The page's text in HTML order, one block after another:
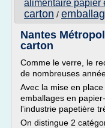
alimentaire papier
carton /
Nantes
carton
Comme le verre, le
de nombreuses
Avec la mise en
emballages en
l'industrie papetière
On distingue 2